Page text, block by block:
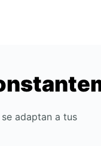
adaptan a tus